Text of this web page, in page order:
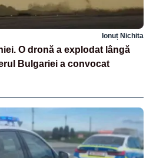
Ionuț Nichita
O dronă a explodat lângă
Bulgariei a convocat